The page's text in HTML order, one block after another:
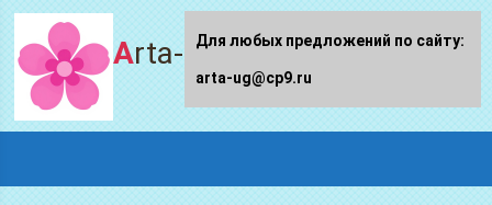
Arta-ug.ruДля любых предложений по сайту:
arta-ug@cp9.ru